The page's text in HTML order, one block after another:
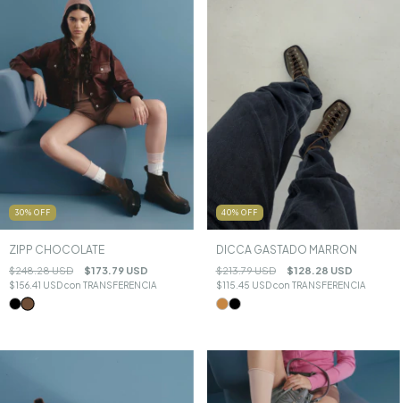
30% OFF
ZIPP CHOCOLATE
$248.28 USD $173.79 USD
$156.41 USDcon TRANSFERENCIA
40% OFF
DICCA GASTADO MARRON
$213.79 USD $128.28 USD
$115.45 USDcon TRANSFERENCIA